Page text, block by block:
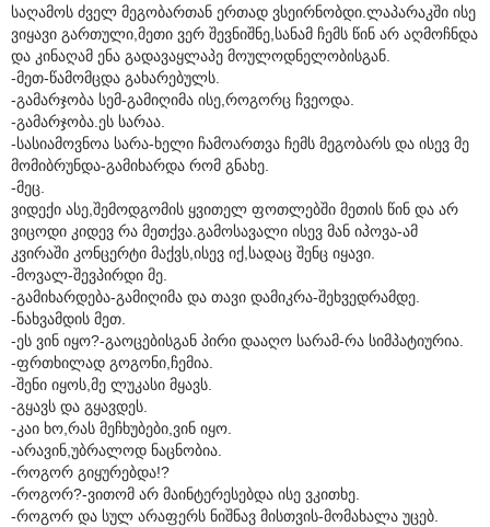
საღამოს ძველ მეგობართან ერთად ვსეირნობდი.ლაპარაკში ისე
ვიყავი გართული,მეთი ვერ შევნიშნე,სანამ ჩემს წინ არ აღმოჩნდა
და კინაღამ ენა გადავაყლაპე მოულოდნელობისგან.
-მეთ-წამომცდა გახარებულს.
-გამარჯობა სემ-გამიღიმა ისე,როგორც ჩვეოდა.
-გამარჯობა.ეს სარაა.
-სასიამოვნოა სარა-ხელი ჩამოართვა ჩემს მეგობარს და ისევ მე
მომიბრუნდა-გამიხარდა რომ გნახე.
-მეც.
ვიდექი ასე,შემოდგომის ყვითელ ფოთლებში მეთის წინ და არ
ვიცოდი კიდევ რა მეთქვა.გამოსავალი ისევ მან იპოვა-ამ
კვირაში კონცერტი მაქვს,ისევ იქ,სადაც შენც იყავი.
-მოვალ-შევპირდი მე.
-გამიხარდება-გამიღიმა და თავი დამიკრა-შეხვედრამდე.
-ნახვამდის მეთ.
-ეს ვინ იყო?-გაოცებისგან პირი დააღო სარამ-რა სიმპატიურია.
-ფრთხილად გოგონი,ჩემია.
-შენი იყოს,მე ლუკასი მყავს.
-გყავს და გყავდეს.
-კაი ხო,რას მეჩხუბები,ვინ იყო.
-არავინ,უბრალოდ ნაცნობია.
-როგორ გიყურებდა!?
-როგორ?-ვითომ არ მაინტერესებდა ისე ვკითხე.
-როგორ და სულ არაფერს ნიშნავ მისთვის-მომახალა უცებ.